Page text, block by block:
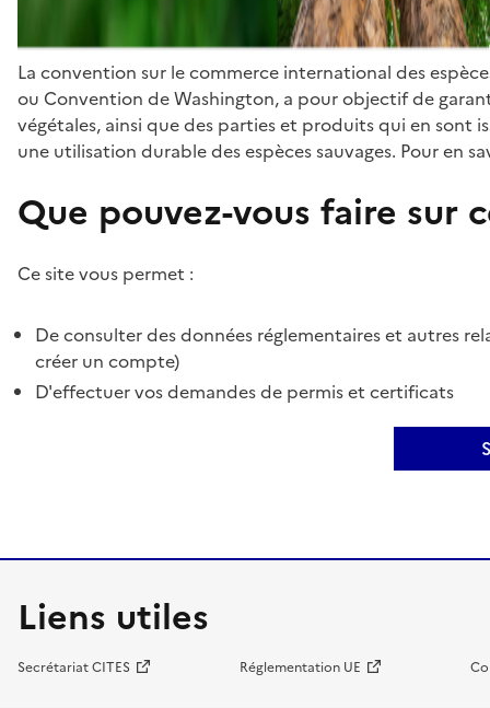
La convention sur le commerce international des
ou Convention de Washington, a pour objectif de
végétales, ainsi que des parties et produits qui en sont
une utilisation durable des espèces sauvages. Pour en
Que pouvez-vous faire sur
Ce site vous permet :
De consulter des données réglementaires et autres
créer un compte)
D'effectuer vos demandes de permis et certificats
Liens utiles
Secrétariat CITES Réglementation UE